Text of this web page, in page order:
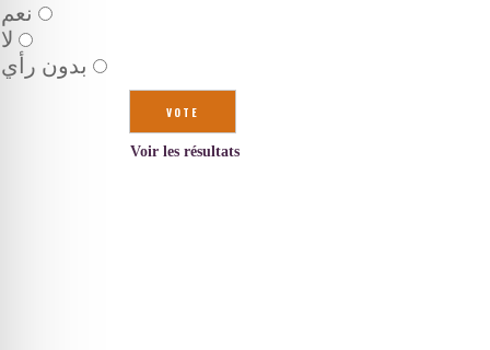
نعم
لا
بدون رأي
Voir les résultats